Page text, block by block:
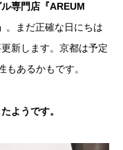
専門店『AREUM
。まだ正確な日にちは
新します。京都は予定
あるかもです。
ようです。